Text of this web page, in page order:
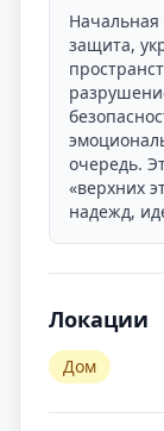
защита,
очередь.
«верхних
надежд,
Локации
Дом